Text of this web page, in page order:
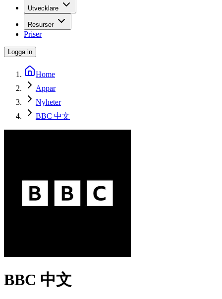
Utvecklare
Resurser
Priser
Logga in
Home
Appar
Nyheter
BBC 中文
BBC 中文